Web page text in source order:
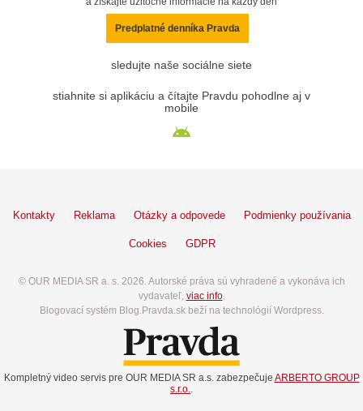
Predplatné denníka Pravda
sledujte naše sociálne siete
stiahnite si aplikáciu a čítajte Pravdu pohodlne aj v
mobile
Kontakty Reklama Otázky a odpovede Podmienky používania
Cookies GDPR
© OUR MEDIA SR a. s. 2026. Autorské práva sú vyhradené a vykonáva ich
vydavateľ, viac info.
Blogovací systém Blog.Pravda.sk beží na technológií Wordpress.
Kompletný video servis pre OUR MEDIA SR a.s. zabezpečuje ARBERTO GROUP
s.r.o..